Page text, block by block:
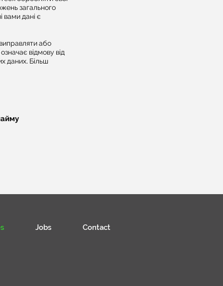
загального
вами дані є
або
відмову від
даних. Більш
Jobs Contact